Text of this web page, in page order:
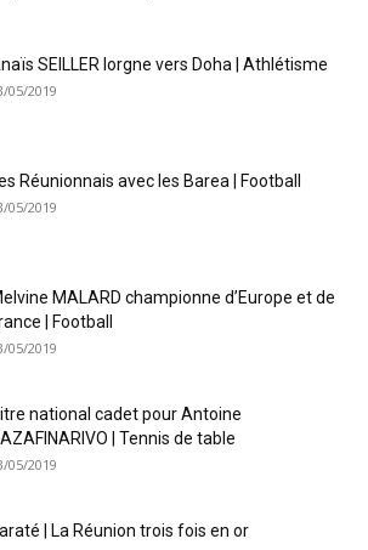
SEILLER lorgne vers Doha | Athlétisme
05/2019
Réunionnais avec les Barea | Football
05/2019
MALARD championne d’Europe et de
| Football
05/2019
national cadet pour Antoine
| Tennis de table
05/2019
| La Réunion trois fois en or